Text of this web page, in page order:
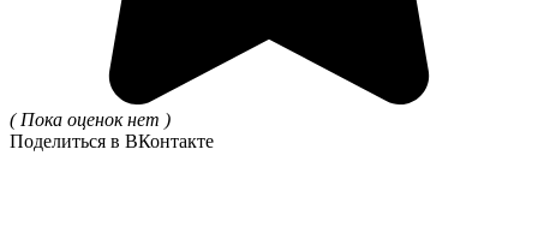
( Пока оценок нет )
Поделиться в ВКонтакте